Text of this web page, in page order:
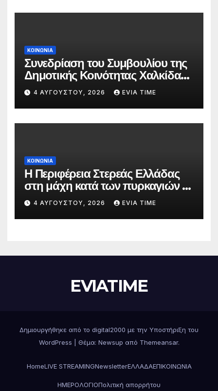
ΚΟΙΝΩΝΙΑ
Συνεδρίαση του Συμβουλίου της
Δημοτικής Κοινότητας Χαλκίδας
την 5 Αυγούστου
4 ΑΥΓΟΎΣΤΟΥ, 2026 EVIA TIME
ΚΟΙΝΩΝΙΑ
Η Περιφέρεια Στερεάς Ελλάδας
στη μάχη κατά των πυρκαγιών –
Δράσεις και στήριξη σε πέντε
περιφερειακές ενότητες
4 ΑΥΓΟΎΣΤΟΥ, 2026 EVIA TIME
EVIATIME
Δημιουργήθηκε από το digital2000 με την Υποστήριξη του
WordPress
Θέμα: Newsup από Themeansar.
HomeLIVE STREAMINGNewsletterΕΛΛΑΔΑΕΠΙΚΟΙΝΩΝΙΑ
ΗΜΕΡΟΛΟΓΙΟΠολιτική απορρήτου